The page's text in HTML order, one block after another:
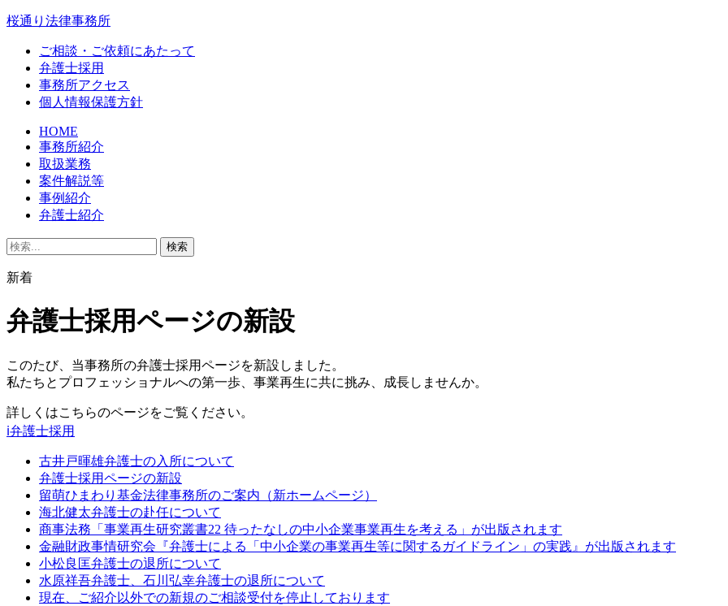
桜通り法律事務所
ご相談・ご依頼にあたって
弁護士採用
事務所アクセス
個人情報保護方針
HOME
事務所紹介
取扱業務
案件解説等
事例紹介
弁護士紹介
新着
弁護士採用ページの新設
このたび、当事務所の弁護士採用ページを新設しました。
私たちとプロフェッショナルへの第一歩、事業再生に共に挑み、成長しませんか。
詳しくはこちらのページをご覧ください。
ℹ️弁護士採用
古井戸暉雄弁護士の入所について
弁護士採用ページの新設
留萌ひまわり基金法律事務所のご案内（新ホームページ）
海北健太弁護士の赴任について
商事法務「事業再生研究叢書22 待ったなしの中小企業事業再生を考える」が出版されます
金融財政事情研究会『弁護士による「中小企業の事業再生等に関するガイドライン」の実践』が出版されます
小松良匡弁護士の退所について
水原祥吾弁護士、石川弘幸弁護士の退所について
現在、ご紹介以外での新規のご相談受付を停止しております